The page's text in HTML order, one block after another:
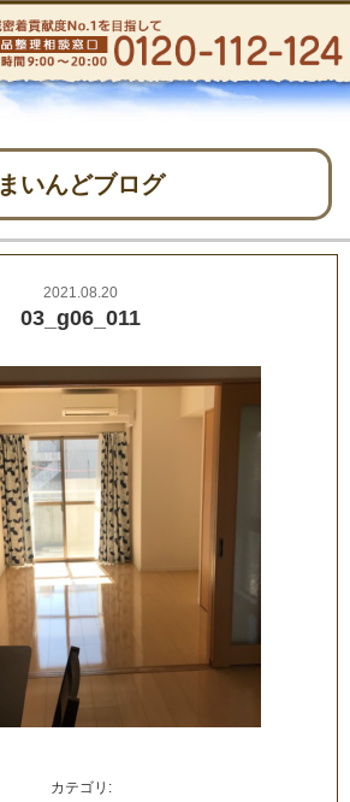
まいんどブログ
2021.08.20
03_g06_011
カテゴリ: